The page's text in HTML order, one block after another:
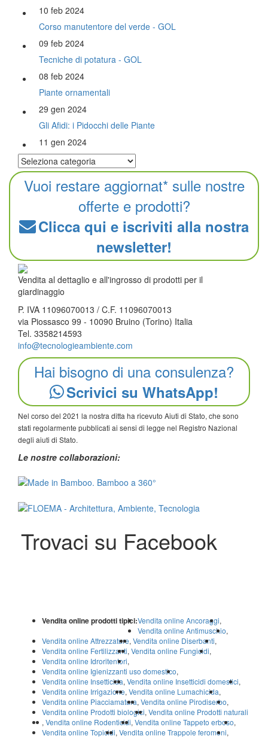
10 feb 2024
Corso manutentore del verde - GOL
09 feb 2024
Tecniche di potatura - GOL
08 feb 2024
Piante ornamentali
29 gen 2024
Gli Afidi: i Pidocchi delle Piante
11 gen 2024
Vuoi restare aggiornat* sulle nostre
offerte e prodotti?
Clicca qui e iscriviti alla nostra
newsletter!
Vendita al dettaglio e all'ingrosso di prodotti per il
giardinaggio
P. IVA 11096070013 / C.F. 11096070013
via Piossasco 99 - 10090 Bruino (Torino) Italia
Tel. 3358214593
info@tecnologieambiente.com
Hai bisogno di una consulenza?
Scrivici su WhatsApp!
Nel corso del 2021 la nostra ditta ha ricevuto Aiuti di Stato, che sono
stati regolarmente pubblicati ai sensi di legge nel Registro Nazional
degli aiuti di Stato.
Le nostre collaborazioni:
Trovaci su Facebook
Vendita online prodotti tipici:Vendita online Ancoraggi,
Vendita online Antimuschio,
Vendita online Attrezzature, Vendita online Diserbanti,
Vendita online Fertilizzanti, Vendita online Fungicidi,
Vendita online Idroritentori,
Vendita online Igienizzanti uso domestico,
Vendita online Insetticida, Vendita online Insetticidi domestici,
Vendita online Irrigazione, Vendita online Lumachicida,
Vendita online Piacciamatura, Vendita online Pirodiserbo,
Vendita online Prodotti biologici, Vendita online Prodotti naturali
, Vendita online Rodenticidi, Vendita online Tappeto erboso,
Vendita online Topicidi, Vendita online Trappole feromoni,